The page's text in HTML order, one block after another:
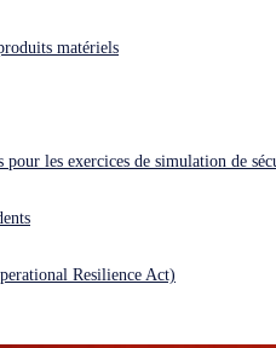
Obtenez une aide immédiate.
matériels
pour les exercices de simulation de
Resilience Act)